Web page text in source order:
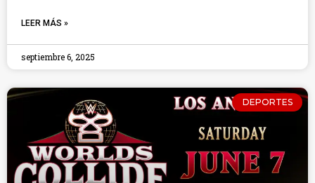
LEER MÁS »
septiembre 6, 2025
DEPORTES